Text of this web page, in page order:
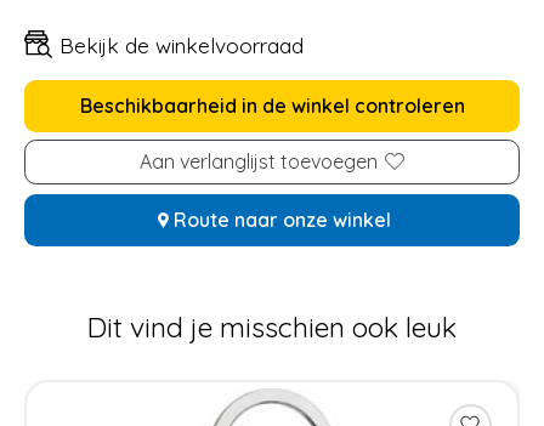
Bekijk de winkelvoorraad
Beschikbaarheid in de winkel controleren
Aan verlanglijst toevoegen
Route naar onze winkel
Dit vind je misschien ook leuk
Items van productcarrousel